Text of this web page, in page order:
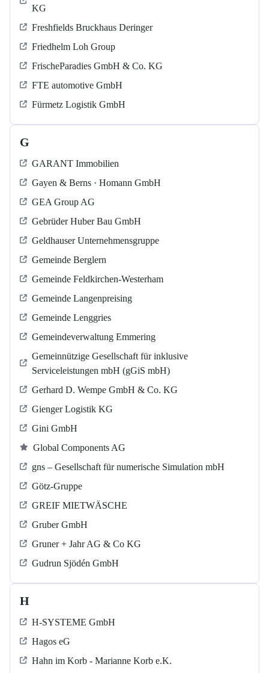
KG
Freshfields Bruckhaus Deringer
Friedhelm Loh Group
FrischeParadies GmbH & Co. KG
FTE automotive GmbH
Fürmetz Logistik GmbH
G
GARANT Immobilien
Gayen & Berns · Homann GmbH
GEA Group AG
Gebrüder Huber Bau GmbH
Geldhauser Unternehmensgruppe
Gemeinde Berglern
Gemeinde Feldkirchen-Westerham
Gemeinde Langenpreising
Gemeinde Lenggries
Gemeindeverwaltung Emmering
Gemeinnützige Gesellschaft für inklusive
Serviceleistungen mbH (gGiS mbH)
Gerhard D. Wempe GmbH & Co. KG
Gienger Logistik KG
Gini GmbH
Global Components AG
gns – Gesellschaft für numerische Simulation mbH
Götz-Gruppe
GREIF MIETWÄSCHE
Gruber GmbH
Gruner + Jahr AG & Co KG
Gudrun Sjödén GmbH
H
H-SYSTEME GmbH
Hagos eG
Hahn im Korb - Marianne Korb e.K.